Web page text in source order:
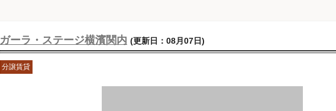
ガーラ・ステージ横濱関内 (更新日：08月07日)
分譲賃貸